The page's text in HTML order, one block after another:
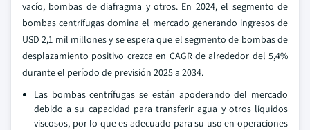
vacío, bombas de diafragma y otros. En 2024, el segmento de
bombas centrífugas domina el mercado generando ingresos de
USD 2,1 mil millones y se espera que el segmento de bombas de
desplazamiento positivo crezca en CAGR de alrededor del 5,4%
durante el período de previsión 2025 a 2034.
Las bombas centrífugas se están apoderando del mercado
debido a su capacidad para transferir agua y otros líquidos
viscosos, por lo que es adecuado para su uso en operaciones